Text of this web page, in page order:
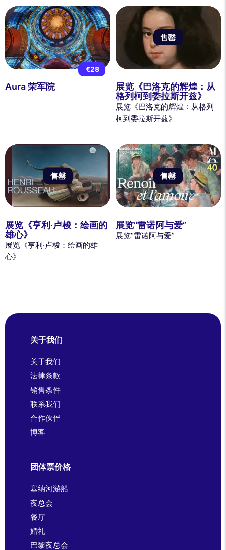
€28
Aura 荣军院
售罄
展览《巴洛克的辉煌：从
格列柯到委拉斯开兹》
展览《巴洛克的辉煌：从格列
柯到委拉斯开兹》
售罄
展览《亨利·卢梭：绘画的
雄心》
展览《亨利·卢梭：绘画的雄
心》
售罄
展览“雷诺阿与爱”
展览“雷诺阿与爱”
关于我们
关于我们
法律条款
销售条件
联系我们
合作伙伴
博客
团体票价格
塞纳河游船
夜总会
餐厅
婚礼
巴黎夜总会